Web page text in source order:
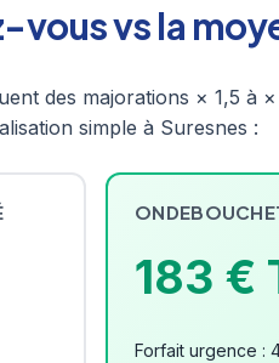
vs la
des majorations × 1,5
simple à Suresnes :
183 €
Forfait urgence :